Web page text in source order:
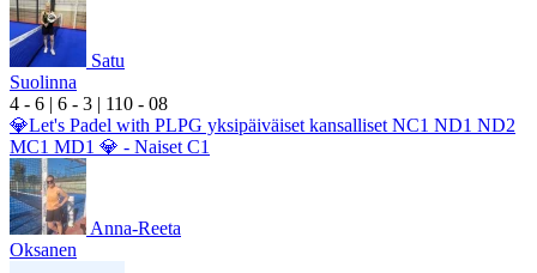
Satu
Suolinna
4 - 6 | 6 - 3 | 110 - 08
💎Let's Padel with PLPG yksipäiväiset kansalliset NC1 ND1 ND2
MC1 MD1 💎 - Naiset C1
Anna-Reeta
Oksanen